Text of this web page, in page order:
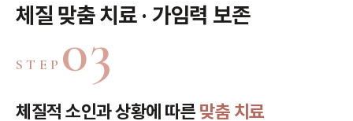
체질 맞춤 치료 · 가임력 보존
STEP 03
체질적 소인과 상황에 따른 맞춤 치료